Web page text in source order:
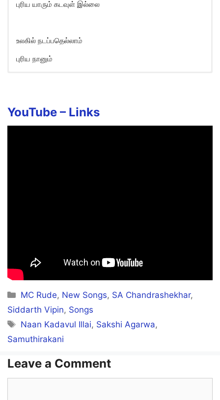
புரிய யாரும் கடவுள் இல்லை
உலகில் நடப்பதெல்லாம்
புரிய நானும்
YouTube – Links
Categories
MC Rude, New Songs, SA Chandrashekhar,
Siddarth Vipin, Songs
Tags
Naan Kadavul Illai, Sakshi Agarwa,
Samuthirakani
Leave a Comment